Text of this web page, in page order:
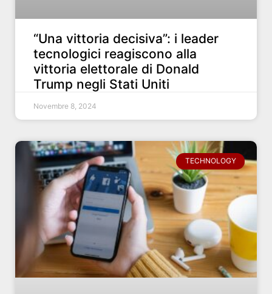
“Una vittoria decisiva”: i leader
tecnologici reagiscono alla
vittoria elettorale di Donald
Trump negli Stati Uniti
Novembre 8, 2024
TECHNOLOGY